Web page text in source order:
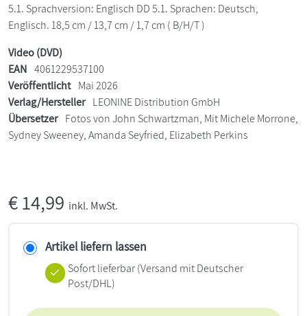
5.1. Sprachversion: Englisch DD 5.1. Sprachen: Deutsch,
Englisch. 18,5 cm / 13,7 cm / 1,7 cm ( B/H/T )
Video (DVD)
EAN 4061229537100
Veröffentlicht Mai 2026
Verlag/Hersteller LEONINE Distribution GmbH
Übersetzer Fotos von John Schwartzman, Mit Michele Morrone,
Sydney Sweeney, Amanda Seyfried, Elizabeth Perkins
€14,99 inkl. MwSt.
Artikel liefern lassen
Sofort lieferbar(Versand mit Deutscher
Post/DHL)